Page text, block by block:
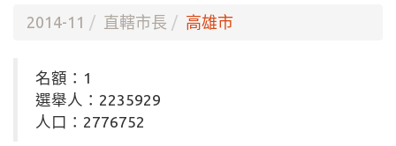
2014-11 直轄市長 高雄市
名額：1
選舉人：2235929
人口：2776752